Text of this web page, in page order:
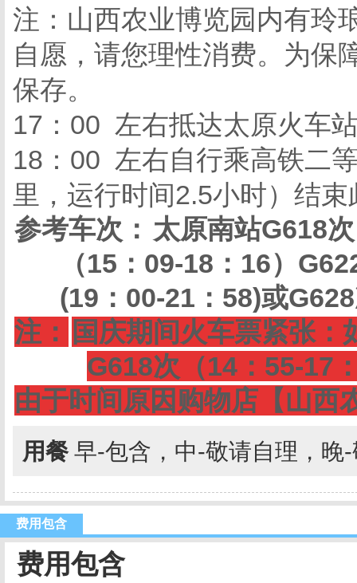
注：山西农业博览园内有玲
自愿，请您理性消费。为保
保存。
17：00 左右抵达太原火车
18：00 左右自行乘高铁二
里，运行时间2.5小时）结
参考车次： 太原南站G618
（15：09-18：16）
(19：00-21：58)或
注：
国庆期间火车票紧张
G618次（14：55-17
由于时间原因购物店【山
用餐 早-包含，中-敬请自理，晚
费用包含
费用包含